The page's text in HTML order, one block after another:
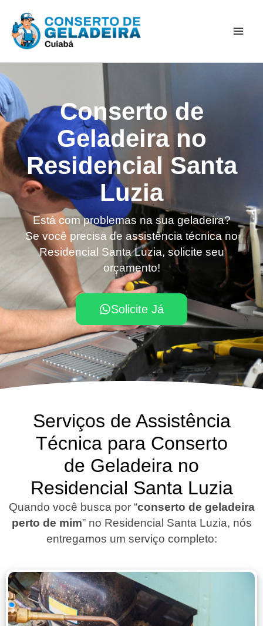
para
Conserto de
Geladeira no
Residencial Santa
Luzia
Está com problemas na sua geladeira?
Se você precisa de assistência técnica no
Residencial Santa Luzia, solicite seu
orçamento!
Solicite Já
Serviços de Assistência
Técnica para Conserto
de Geladeira no
Residencial Santa Luzia
Quando você busca por “conserto de geladeira
perto de mim” no Residencial Santa Luzia, nós
entregamos um serviço completo: